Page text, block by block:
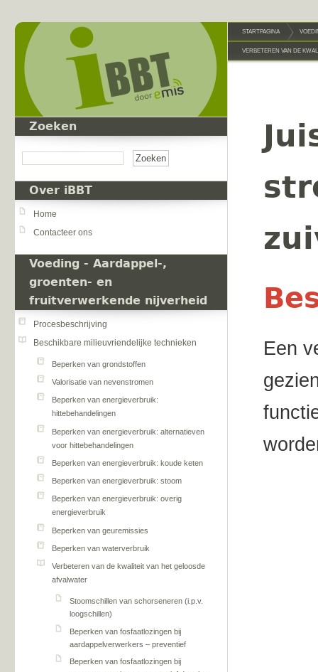
Zoeken
Over iBBT
Home
Contacteer ons
Voeding - Aardappel-,
groenten- en
fruitverwerkende nijverheid
Procesbeschrijving
Beschikbare milieuvriendelijke technieken
Beperken van grondstoffen
Valorisatie van nevenstromen
Beperken van energieverbruik:
hittebehandelingen
Beperken van energieverbruik: alternatieven
voor hittebehandelingen
Beperken van energieverbruik: koude keten
Beperken van energieverbruik: stoom
Beperken van energieverbruik: overig
energieverbruik
Beperken van geuremissies
Beperken van waterverbruik
Verbeteren van de kwaliteit van het geloosde
afvalwater
Stoomschillen van schorseneren (i.p.v.
loogschillen)
Beperken van fosfaatlozingen bij
aardappelverwerkers – preventief
Beperken van fosfaatlozingen bij
STARTPAGINA
VERBETEREN VAN DE
Een